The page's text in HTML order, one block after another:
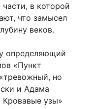
в которой
что замысел
веков.
определяющий
«Пункт
но
и Адама
Кровавые узы»